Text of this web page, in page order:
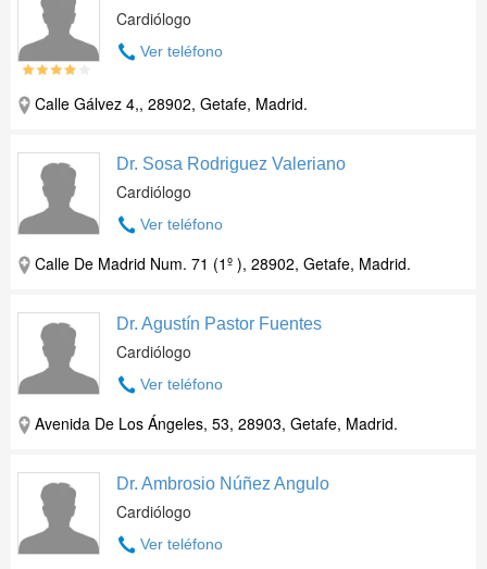
Cardiólogo
Ver teléfono
Calle Gálvez 4,, 28902, Getafe, Madrid.
Dr. Sosa Rodriguez Valeriano
Cardiólogo
Ver teléfono
Calle De Madrid Num. 71 (1º ), 28902, Getafe, Madrid.
Dr. Agustín Pastor Fuentes
Cardiólogo
Ver teléfono
Avenida De Los Ángeles, 53, 28903, Getafe, Madrid.
Dr. Ambrosio Núñez Angulo
Cardiólogo
Ver teléfono